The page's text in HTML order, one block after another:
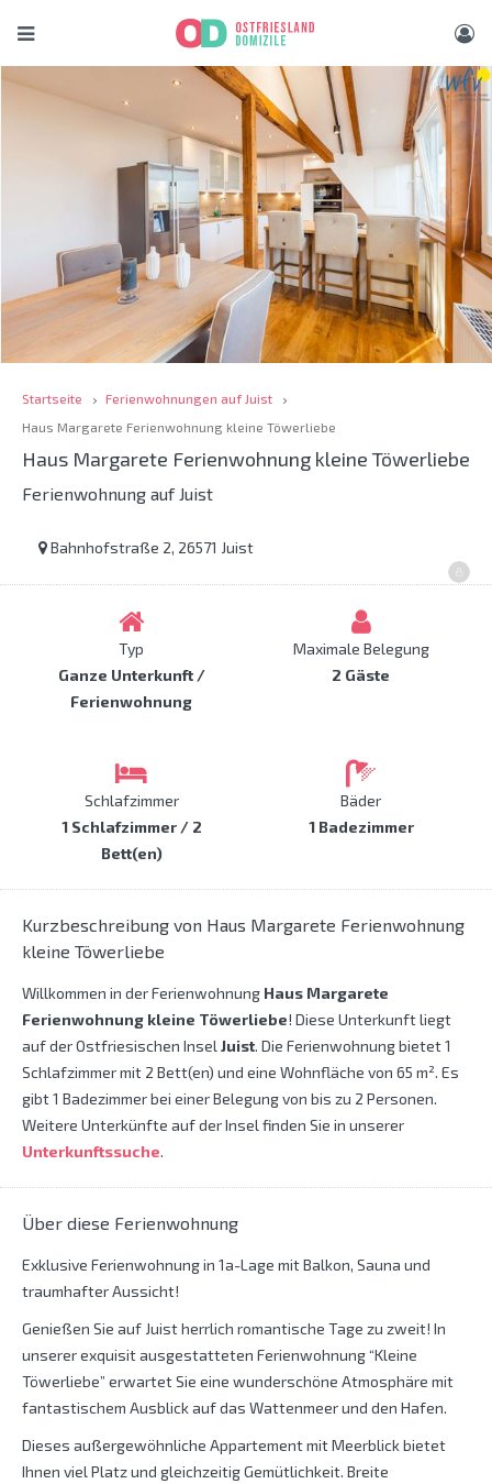
Startseite
Ferienwohnungen auf Juist
Haus Margarete Ferienwohnung kleine Töwerliebe
Haus Margarete Ferienwohnung kleine Töwerliebe
Ferienwohnung auf Juist
Bahnhofstraße 2, 26571 Juist
Typ
Ganze Unterkunft /
Ferienwohnung
Maximale Belegung
2 Gäste
Schlafzimmer
1 Schlafzimmer / 2
Bett(en)
Bäder
1 Badezimmer
Kurzbeschreibung von Haus Margarete Ferienwohnung
kleine Töwerliebe
Willkommen in der Ferienwohnung Haus Margarete
Ferienwohnung kleine Töwerliebe! Diese Unterkunft liegt
auf der Ostfriesischen Insel Juist. Die Ferienwohnung bietet 1
Schlafzimmer mit 2 Bett(en) und eine Wohnfläche von 65 m². Es
gibt 1 Badezimmer bei einer Belegung von bis zu 2 Personen.
Weitere Unterkünfte auf der Insel finden Sie in unserer
Unterkunftssuche.
Über diese Ferienwohnung
Exklusive Ferienwohnung in 1a-Lage mit Balkon, Sauna und
traumhafter Aussicht!
Genießen Sie auf Juist herrlich romantische Tage zu zweit! In
unserer exquisit ausgestatteten Ferienwohnung “Kleine
Töwerliebe” erwartet Sie eine wunderschöne Atmosphäre mit
fantastischem Ausblick auf das Wattenmeer und den Hafen.
Dieses außergewöhnliche Appartement mit Meerblick bietet
Ihnen viel Platz und gleichzeitig Gemütlichkeit. Breite